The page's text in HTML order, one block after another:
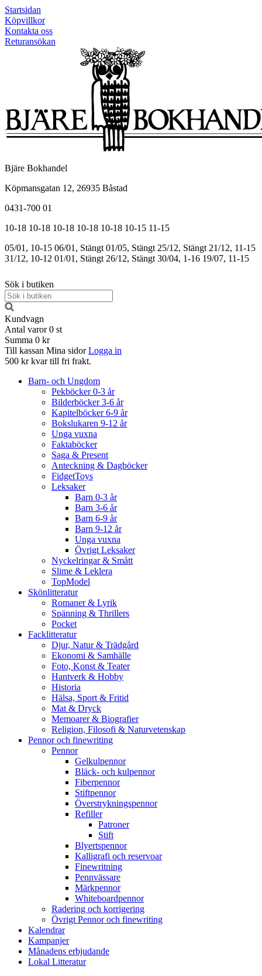
Startsidan
Köpvillkor
Kontakta oss
Returansökan
Bjäre Bokhandel
Köpmansgatan 12, 26935 Båstad
0431-700 01
10-18 10-18 10-18 10-18 10-18 10-15 11-15
05/01, 10-15 06/01, Stängt 01/05, Stängt 25/12, Stängt 21/12, 11-15
31/12, 10-12 01/01, Stängt 26/12, Stängt 30/04, 1-16 19/07, 11-15
Sök i butiken
Kundvagn
Antal varor 0 st
Summa 0 kr
Till kassan Mina sidor Logga in
500 kr kvar till fri frakt.
Barn- och Ungdom
Pekböcker 0-3 år
Bilderböcker 3-6 år
Kapitelböcker 6-9 år
Bokslukaren 9-12 år
Unga vuxna
Faktaböcker
Saga & Present
Anteckning & Dagböcker
FidgetToys
Leksaker
Barn 0-3 år
Barn 3-6 år
Barn 6-9 år
Barn 9-12 år
Unga vuxna
Övrigt Leksaker
Nyckelringar & Smått
Slime & Leklera
TopModel
Skönlitteratur
Romaner & Lyrik
Spänning & Thrillers
Pocket
Facklitteratur
Djur, Natur & Trädgård
Ekonomi & Samhälle
Foto, Konst & Teater
Hantverk & Hobby
Historia
Hälsa, Sport & Fritid
Mat & Dryck
Memoarer & Biografier
Religion, Filosofi & Naturvetenskap
Pennor och finewriting
Pennor
Gelkulpennor
Bläck- och kulpennor
Fiberpennor
Stiftpennor
Överstrykningspennor
Refiller
Patroner
Stift
Blyertspennor
Kalligrafi och reservoar
Finewritning
Pennvässare
Märkpennor
Whiteboardpennor
Radering och korrigering
Övrigt Pennor och finewriting
Kalendrar
Kampanjer
Månadens erbjudande
Lokal Litteratur